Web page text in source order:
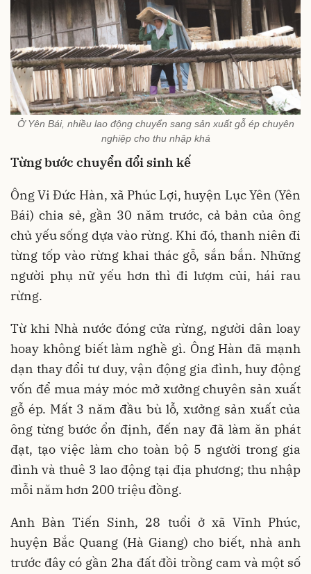
Ở Yên Bái, nhiều lao động chuyển sang sản xuất gỗ ép chuyên
nghiệp cho thu nhập khá
Từng bước chuyển đổi sinh kế
Ông Vi Đức Hàn, xã Phúc Lợi, huyện Lục Yên (Yên
Bái) chia sẻ, gần 30 năm trước, cả bản của ông
chủ yếu sống dựa vào rừng. Khi đó, thanh niên đi
từng tốp vào rừng khai thác gỗ, sắn bắn. Những
người phụ nữ yếu hơn thì đi lượm củi, hái rau
rừng.
Từ khi Nhà nước đóng cửa rừng, người dân loay
hoay không biết làm nghề gì. Ông Hàn đã mạnh
dạn thay đổi tư duy, vận động gia đình, huy động
vốn để mua máy móc mở xưởng chuyên sản xuất
gỗ ép. Mất 3 năm đầu bù lỗ, xưởng sản xuất của
ông từng bước ổn định, đến nay đã làm ăn phát
đạt, tạo việc làm cho toàn bộ 5 người trong gia
đình và thuê 3 lao động tại địa phương; thu nhập
mỗi năm hơn 200 triệu đồng.
Anh Bàn Tiến Sinh, 28 tuổi ở xã Vĩnh Phúc,
huyện Bắc Quang (Hà Giang) cho biết, nhà anh
trước đây có gần 2ha đất đồi trồng cam và một số